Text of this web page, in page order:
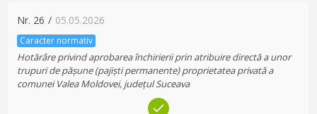
Nr. 26 / 05.05.2026
Caracter normativ
Hotărâre privind aprobarea închirierii prin atribuire directă a unor
trupuri de pășune (pajiști permanente) proprietatea privată a
comunei Valea Moldovei, județul Suceava